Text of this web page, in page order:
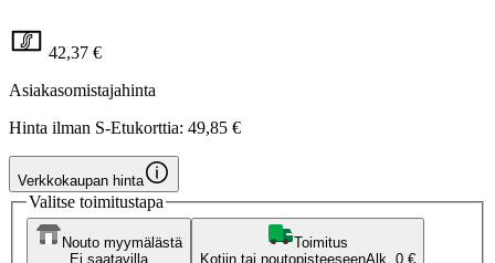
42,37 €
Asiakasomistajahinta
Hinta ilman S-Etukorttia: 49,85 €
Verkkokaupan hinta
Valitse toimitustapa
Nouto myymälästä
Ei saatavilla
Toimitus
Kotiin tai noutopisteeseenAlk. 0 €